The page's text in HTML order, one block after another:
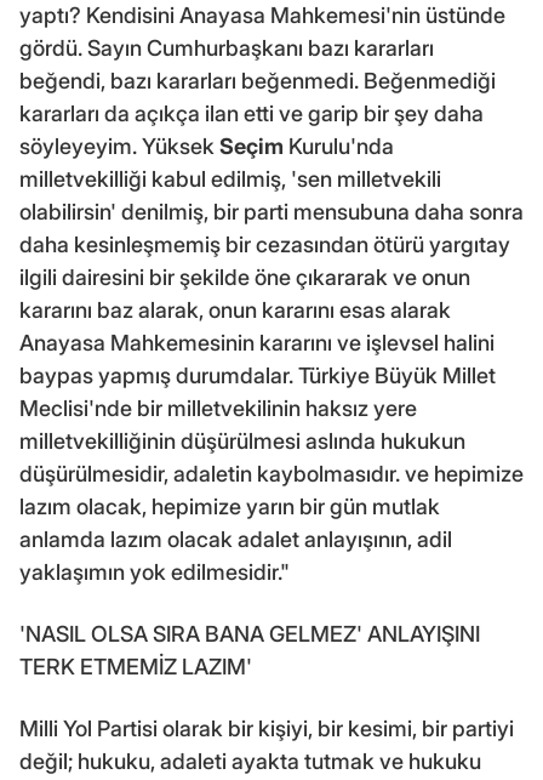
yaptı? Kendisini Anayasa Mahkemesi'nin üstünde
gördü. Sayın Cumhurbaşkanı bazı kararları
beğendi, bazı kararları beğenmedi. Beğenmediği
kararları da açıkça ilan etti ve garip bir şey daha
söyleyeyim. Yüksek Seçim Kurulu'nda
milletvekilliği kabul edilmiş, 'sen milletvekili
olabilirsin' denilmiş, bir parti mensubuna daha sonra
daha kesinleşmemiş bir cezasından ötürü yargıtay
ilgili dairesini bir şekilde öne çıkararak ve onun
kararını baz alarak, onun kararını esas alarak
Anayasa Mahkemesinin kararını ve işlevsel halini
baypas yapmış durumdalar. Türkiye Büyük Millet
Meclisi'nde bir milletvekilinin haksız yere
milletvekilliğinin düşürülmesi aslında hukukun
düşürülmesidir, adaletin kaybolmasıdır. ve hepimize
lazım olacak, hepimize yarın bir gün mutlak
anlamda lazım olacak adalet anlayışının, adil
yaklaşımın yok edilmesidir."
'NASIL OLSA SIRA BANA GELMEZ' ANLAYIŞINI
TERK ETMEMİZ LAZIM'
Milli Yol Partisi olarak bir kişiyi, bir kesimi, bir partiyi
değil; hukuku, adaleti ayakta tutmak ve hukuku